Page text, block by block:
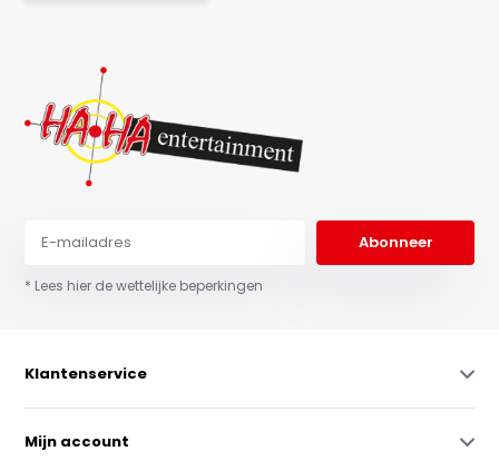
Abonneer
* Lees hier de wettelijke beperkingen
Klantenservice
Mijn account